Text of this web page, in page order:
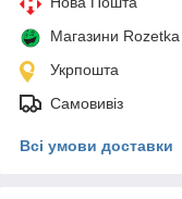
Магазини Rozetka
Укрпошта
Самовивіз
Всі умови доставки